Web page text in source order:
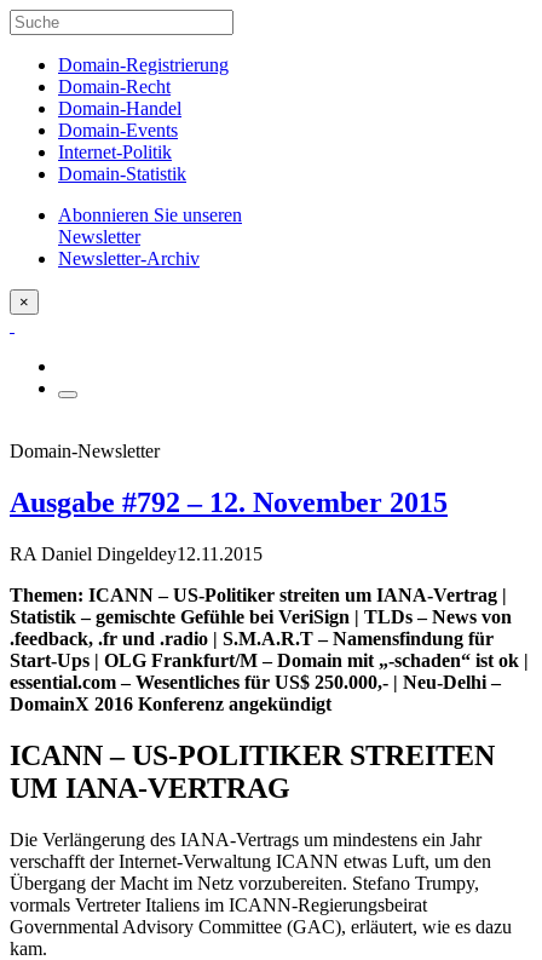
Domain-Registrierung
Domain-Recht
Domain-Handel
Domain-Events
Internet-Politik
Domain-Statistik
Abonnieren Sie unseren
Newsletter
Newsletter-Archiv
×
Domain-Newsletter
Ausgabe #792 – 12. November 2015
RA Daniel Dingeldey12.11.2015
Themen: ICANN – US-Politiker streiten um IANA-Vertrag |
Statistik – gemischte Gefühle bei VeriSign | TLDs – News von
.feedback, .fr und .radio | S.M.A.R.T – Namensfindung für
Start-Ups | OLG Frankfurt/M – Domain mit „-schaden“ ist ok |
essential.com – Wesentliches für US$ 250.000,- | Neu-Delhi –
DomainX 2016 Konferenz angekündigt
ICANN – US-POLITIKER STREITEN
UM IANA-VERTRAG
Die Verlängerung des IANA-Vertrags um mindestens ein Jahr
verschafft der Internet-Verwaltung ICANN etwas Luft, um den
Übergang der Macht im Netz vorzubereiten. Stefano Trumpy,
vormals Vertreter Italiens im ICANN-Regierungsbeirat
Governmental Advisory Committee (GAC), erläutert, wie es dazu
kam.